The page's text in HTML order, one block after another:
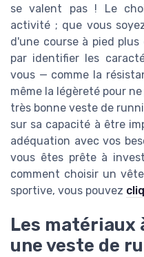
se valent pas ! Le
activité ; que vous
d'une course à pied
par identifier les
vous — comme la
même la légèreté pour
très bonne veste de
sur sa capacité à être
adéquation avec vos
vous êtes prête à
comment choisir un
sportive, vous pouvez
Les matériaux
une veste de